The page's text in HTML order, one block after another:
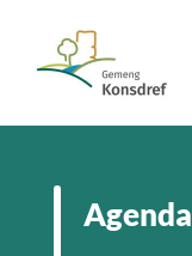
Agenda